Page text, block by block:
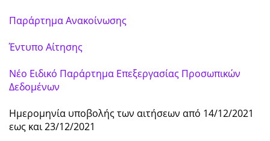
Παράρτημα Ανακοίνωσης
Έντυπο Αίτησης
Νέο Ειδικό Παράρτημα Επεξεργασίας Προσωπικών
Δεδομένων
Ημερομηνία υποβολής των αιτήσεων από 14/12/2021
εως και 23/12/2021